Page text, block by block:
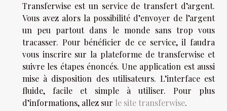
Transferwise est un service de transfert d’argent.
Vous avez alors la possibilité d’envoyer de l’argent
un peu partout dans le monde sans trop vous
tracasser. Pour bénéficier de ce service, il faudra
vous inscrire sur la plateforme de transferwise et
suivre les étapes énoncés. Une application est aussi
mise à disposition des utilisateurs. L’interface est
fluide, facile et simple à utiliser. Pour plus
d’informations, allez sur le site transferwise.